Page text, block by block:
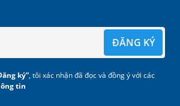
ĐĂNG KÝ
ký”, tôi xác nhận đã đọc và đồng ý với các
tin